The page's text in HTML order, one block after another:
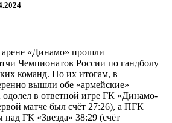
арене «Динамо» прошли
Чемпионатов России по гандболу
команд. По их итогам, в
вышли обе «армейские»
в ответной игре ГК «Динамо-
матче был счёт 27:26), а ПГК
ГК «Звезда» 38:29 (счёт